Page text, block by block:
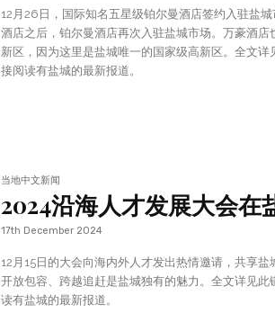
12月26日，国际知名五星级铂尔曼酒店签约入驻盐
酒店之后，铂尔曼酒店再次入驻盐城市场。万豪酒店
新区，因为这里是盐城唯一的国家级高新区。全文详
接阅读有盐城的最新报道。
当地中文新闻
2024沿海人才发展大会在
17th December 2024
12月15日的大会向海内外人才发出热情邀请，共享盐
开放包容、跨越追赶是盐城独有的魅力。全文详见此
读有盐城的最新报道。